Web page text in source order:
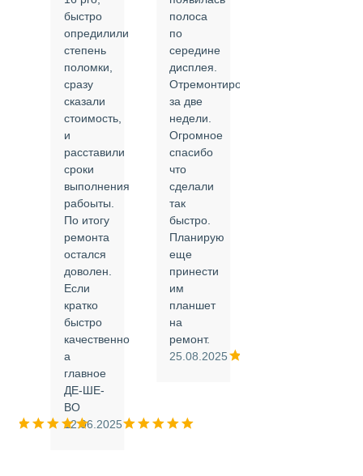
быстро
опредилили
степень
поломки,
сразу
сказали
стоимость,
и
расставили
сроки
выполнения
рабоыты.
По итогу
ремонта
остался
доволен.
Если
кратко
быстро
качественно
а
главное
ДЕ-ШЕ-
ВО
12.06.2025
полоса
по
середине
дисплея.
Отремонтировали
за две
недели.
Огромное
спасибо
что
сделали
так
быстро.
Планирую
еще
принести
им
планшет
на
ремонт.
25.08.2025